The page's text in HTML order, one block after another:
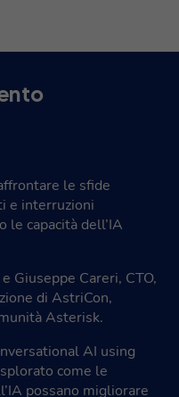
le sfide
e interruzioni
le capacità dell’IA
Giuseppe Careri, CTO,
di AstriCon,
Asterisk.
AI using
come le
possano migliorare